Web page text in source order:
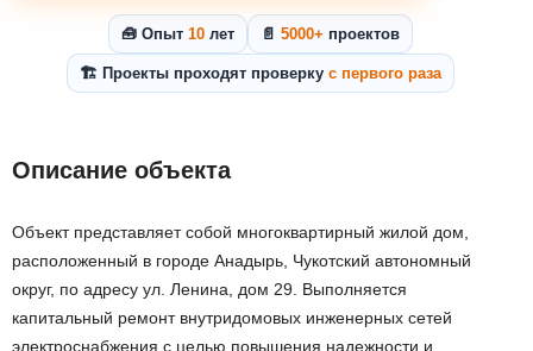
🧰 Опыт 10 лет 📄 5000+ проектов
🏗️ Проекты проходят проверку с первого раза
Описание объекта
Объект представляет собой многоквартирный жилой дом,
расположенный в городе Анадырь, Чукотский автономный
округ, по адресу ул. Ленина, дом 29. Выполняется
капитальный ремонт внутридомовых инженерных сетей
электроснабжения с целью повышения надежности и